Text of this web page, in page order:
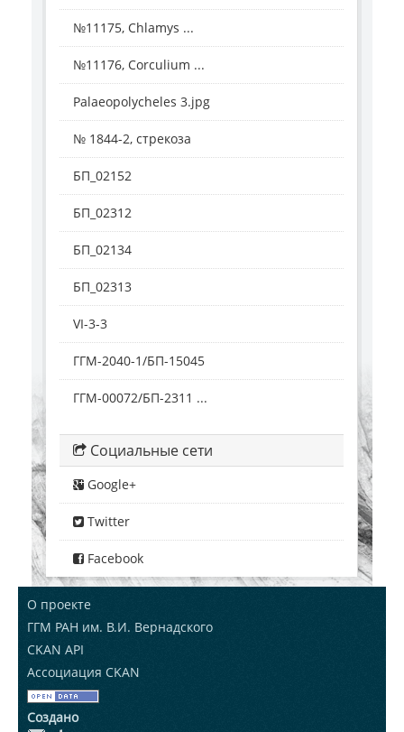
№11175, Chlamys ...
№11176, Corculium ...
Palaeopolycheles 3.jpg
№ 1844-2, стрекоза
БП_02152
БП_02312
БП_02134
БП_02313
VI-3-3
ГГМ-2040-1/БП-15045
ГГМ-00072/БП-2311 ...
Социальные сети
Google+
Twitter
Facebook
О проекте
ГГМ РАН им. В.И. Вернадского
CKAN API
Ассоциация CKAN
Создано